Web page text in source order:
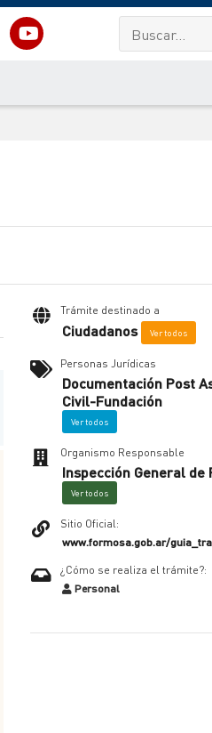
Trámite destinado a
Ciudadanos Ver todos
Personas Jurídicas
Documentación Post
Civil-Fundación
Ver todos
Organismo Responsable
Inspección General
Ver todos
Sitio Oficial:
www.formosa.gob.ar/
¿Cómo se realiza el trámite?:
Personal